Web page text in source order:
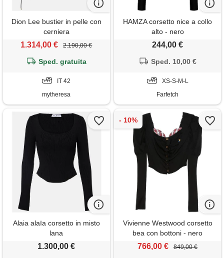
Dion Lee bustier in pelle con
cerniera
1.314,00 € 2.190,00 €
Sped. gratuita
IT 42
mytheresa
HAMZA corsetto nice a collo
alto - nero
244,00 €
Sped. 10,00 €
XS-S-M-L
Farfetch
Alaia alaïa corsetto in misto
lana
1.300,00 €
Vivienne Westwood corsetto
bea con bottoni - nero
766,00 € 849,00 €